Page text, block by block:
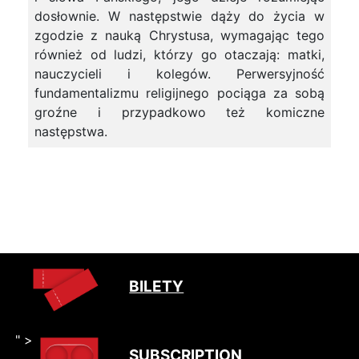
dosłownie. W następstwie dąży do życia w
zgodzie z nauką Chrystusa, wymagając tego
również od ludzi, którzy go otaczają: matki,
nauczycieli i kolegów. Perwersyjność
fundamentalizmu religijnego pociąga za sobą
groźne i przypadkowo też komiczne
następstwa.
BILETY
" >
SUBSCRIPTION